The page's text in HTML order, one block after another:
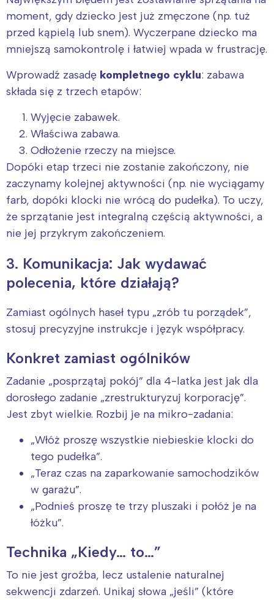
moment, gdy dziecko jest już zmęczone (np. tuż
przed kąpielą lub snem). Wyczerpane dziecko ma
mniejszą samokontrolę i łatwiej wpada w frustrację.
Wprowadź zasadę kompletnego cyklu: zabawa
składa się z trzech etapów:
Wyjęcie zabawek.
Właściwa zabawa.
Odłożenie rzeczy na miejsce.
Dopóki etap trzeci nie zostanie zakończony, nie
zaczynamy kolejnej aktywności (np. nie wyciągamy
farb, dopóki klocki nie wrócą do pudełka). To uczy,
że sprzątanie jest integralną częścią aktywności, a
nie jej przykrym zakończeniem.
3. Komunikacja: Jak wydawać
polecenia, które działają?
Zamiast ogólnych haseł typu „zrób tu porządek”,
stosuj precyzyjne instrukcje i język współpracy.
Konkret zamiast ogólników
Zadanie „posprzątaj pokój” dla 4-latka jest jak dla
dorosłego zadanie „zrestrukturyzuj korporację”.
Jest zbyt wielkie. Rozbij je na mikro-zadania:
„Włóż proszę wszystkie niebieskie klocki do
tego pudełka”.
„Teraz czas na zaparkowanie samochodzików
w garażu”.
„Podnieś proszę te trzy pluszaki i połóż je na
łóżku”.
Technika „Kiedy… to…”
To nie jest groźba, lecz ustalenie naturalnej
sekwencji zdarzeń. Unikaj słowa „jeśli” (które